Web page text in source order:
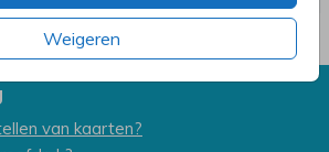
Weigeren
van kaarten?